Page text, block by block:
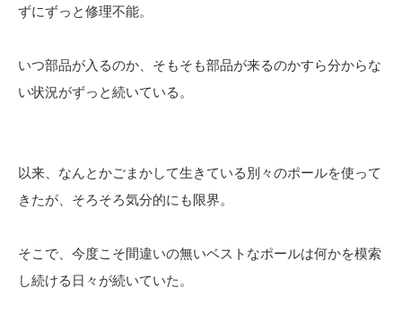
ずにずっと修理不能。
いつ部品が入るのか、そもそも部品が来るのかすら分からな
い状況がずっと続いている。
以来、なんとかごまかして生きている別々のポールを使って
きたが、そろそろ気分的にも限界。
そこで、今度こそ間違いの無いベストなポールは何かを模索
し続ける日々が続いていた。